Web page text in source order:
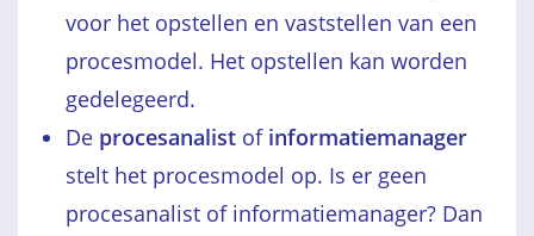
voor het opstellen en vaststellen van een
procesmodel. Het opstellen kan worden
gedelegeerd.
De procesanalist of informatiemanager
stelt het procesmodel op. Is er geen
procesanalist of informatiemanager? Dan